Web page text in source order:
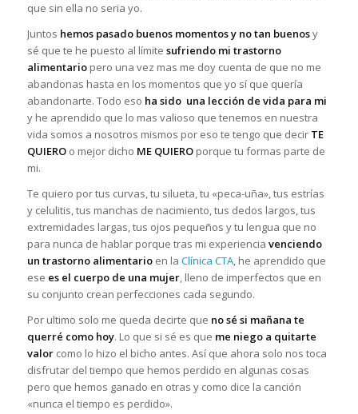
que sin ella no seria yo.
Juntos hemos pasado buenos momentos y no tan buenosy
sé que te he puesto al límite sufriendo mi trastorno
alimentariopero una vez mas me doy cuenta de que no me
abandonas hasta en los momentos que yo sí que quería
abandonarte. Todo eso ha sido una lección de vida para mi
y he aprendido que lo mas valioso que tenemos en nuestra
vida somos a nosotros mismos por eso te tengo que decir TE
QUIEROo mejor dicho ME QUIEROporque tu formas parte de
mi.
Te quiero por tus curvas, tu silueta, tu «peca-uña», tus estrías
y celulitis, tus manchas de nacimiento, tus dedos largos, tus
extremidades largas, tus ojos pequeños y tu lengua que no
para nunca de hablar porque tras mi experiencia venciendo
un trastorno alimentarioen la Clínica CTA, he aprendido que
ese es el cuerpo de una mujer, lleno de imperfectos que en
su conjunto crean perfecciones cada segundo.
Por ultimo solo me queda decirte que no sé si mañana te
querré como hoy. Lo que si sé es que me niego a quitarte
valorcomo lo hizo el bicho antes. Así que ahora solo nos toca
disfrutar del tiempo que hemos perdido en algunas cosas
pero que hemos ganado en otras y como dice la canción
«nunca el tiempo es perdido».